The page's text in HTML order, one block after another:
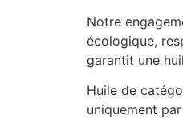
Notre
écologique,
garantit une
Huile de
uniquement